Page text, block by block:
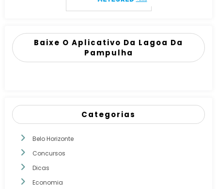
Baixe O Aplicativo Da Lagoa Da
Pampulha
Categorias
Belo Horizonte
Concursos
Dicas
Economia